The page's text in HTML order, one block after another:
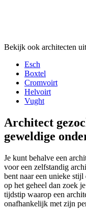
Bekijk ook architecten uit
Esch
Boxtel
Cromvoirt
Helvoirt
Vught
Architect
geweldige
Je kunt behalve een
voor een zelfstandig
bent naar een unieke
op het geheel dan zoek
tijdstip waarop een
onafhankelijk met zijn